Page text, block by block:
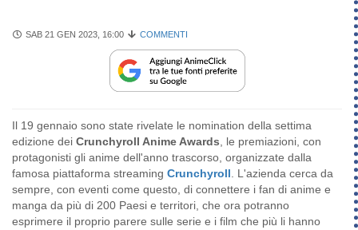
SAB 21 GEN 2023, 16:00 COMMENTI
Il 19 gennaio sono state rivelate le nomination della settima
edizione dei Crunchyroll Anime Awards, le premiazioni, con
protagonisti gli anime dell'anno trascorso, organizzate dalla
famosa piattaforma streaming Crunchyroll. L'azienda cerca da
sempre, con eventi come questo, di connettere i fan di anime e
manga da più di 200 Paesi e territori, che ora potranno
esprimere il proprio parere sulle serie e i film che più li hanno